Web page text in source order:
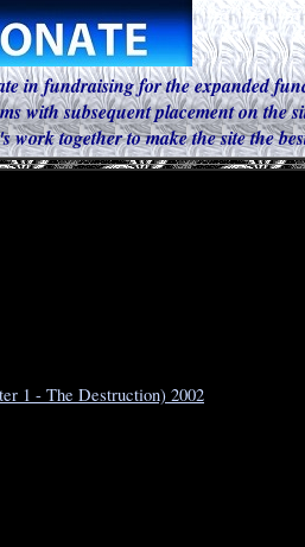
in fundraising for the expanded
with subsequent placement on the
work together to make the site the
1 - The Destruction) 2002